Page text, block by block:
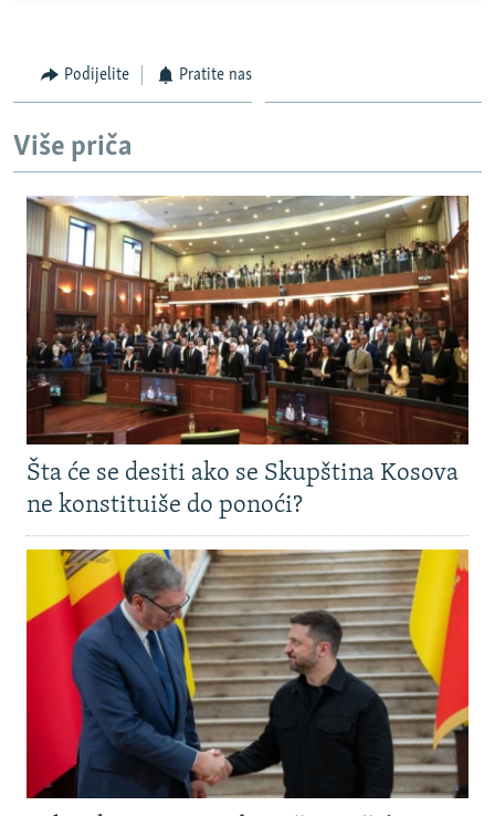
Podijelite Pratite nas
Više priča
Šta će se desiti ako se Skupština Kosova
ne konstituiše do ponoći?